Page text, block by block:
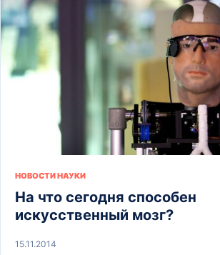
НОВОСТИ НАУКИ
На что сегодня способен
искусственный мозг?
15.11.2014